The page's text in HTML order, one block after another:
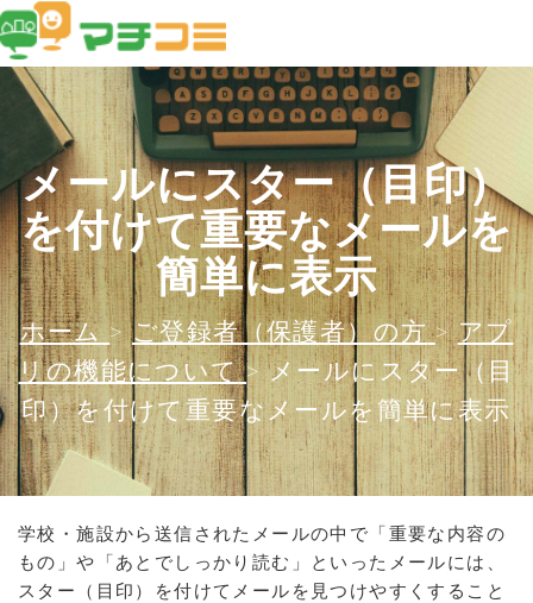
メールにスター（目印）
を付けて重要なメールを
簡単に表示
ホーム > ご登録者（保護者）の方 > アプ
リの機能について > メールにスター（目
印）を付けて重要なメールを簡単に表示
学校・施設から送信されたメールの中で「重要な内容の
もの」や「あとでしっかり読む」といったメールには、
スター（目印）を付けてメールを見つけやすくすること